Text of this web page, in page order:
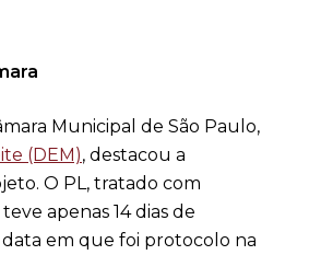
Municipal de São Paulo,
(DEM), destacou a
O PL, tratado com
apenas 14 dias de
em que foi protocolo na